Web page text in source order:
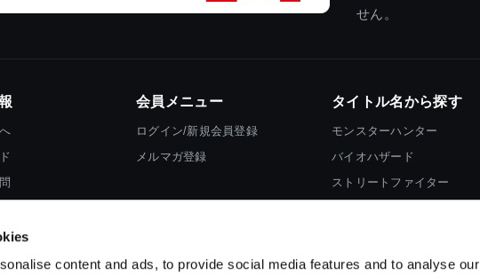
content and ads, to provide social media features and to analyse our
せん。
会員メニュー
ログイン/新規会員登録
メルマガ登録
タイトル名から探す
モンスターハンター
バイオハザード
ストリートファイター